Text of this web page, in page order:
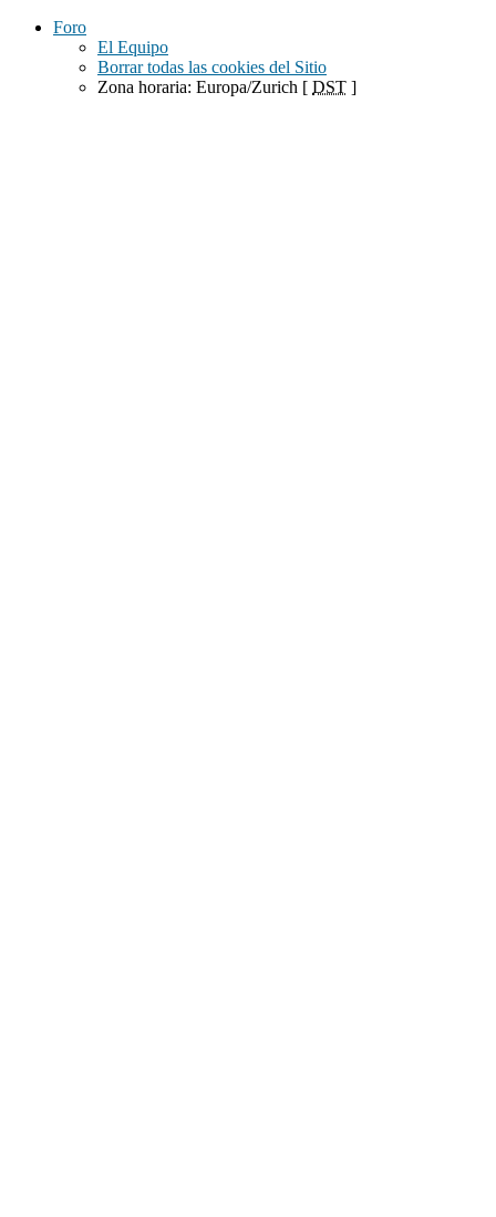
Foro
El Equipo
Borrar todas las cookies del Sitio
Zona horaria: Europa/Zurich [ DST ]